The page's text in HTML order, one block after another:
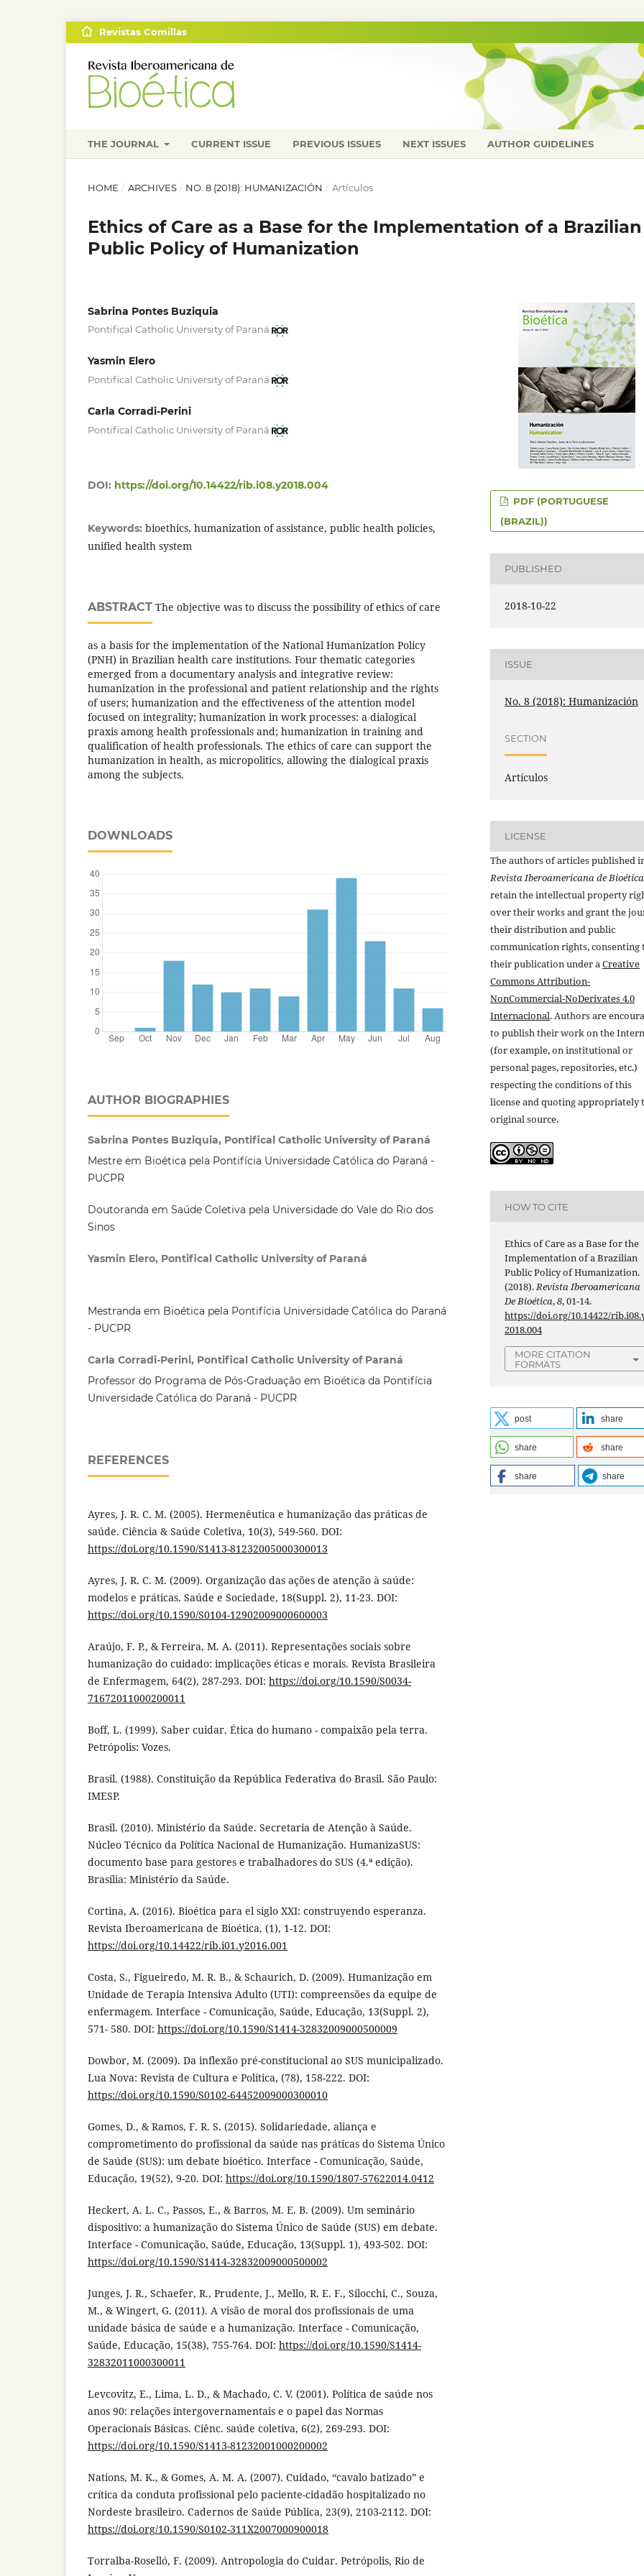
THE JOURNAL CURRENT ISSUE PREVIOUS ISSUES NEXT ISSUES AUTHOR GUIDELINES
Revistas Comillas
HOME / ARCHIVES / NO. 8 (2018): HUMANIZACIÓN / Artículos
Ethics of Care as a Base for the Implementation of a Brazilian
Public Policy of Humanization
Sabrina Pontes Buziquia
Pontifical Catholic University of Paraná
Yasmin Elero
Pontifical Catholic University of Paraná
Carla Corradi-Perini
Pontifical Catholic University of Paraná
DOI: https://doi.org/10.14422/rib.i08.y2018.004
Keywords: bioethics, humanization of assistance, public health policies,
unified health system
ABSTRACT The objective was to discuss the possibility of ethics of care
as a basis for the implementation of the National Humanization Policy
(PNH) in Brazilian health care institutions. Four thematic categories
emerged from a documentary analysis and integrative review:
humanization in the professional and patient relationship and the rights
of users; humanization and the effectiveness of the attention model
focused on integrality; humanization in work processes: a dialogical
praxis among health professionals and; humanization in training and
qualification of health professionals. The ethics of care can support the
humanization in health, as micropolitics, allowing the dialogical praxis
among the subjects.
DOWNLOADS
AUTHOR BIOGRAPHIES
Sabrina Pontes Buziquia, Pontifical Catholic University of Paraná
Mestre em Bioética pela Pontifícia Universidade Católica do Paraná -
PUCPR
Doutoranda em Saúde Coletiva pela Universidade do Vale do Rio dos
Sinos
Yasmin Elero, Pontifical Catholic University of Paraná
Mestranda em Bioética pela Pontifícia Universidade Católica do Paraná
- PUCPR
Carla Corradi-Perini, Pontifical Catholic University of Paraná
Professor do Programa de Pós-Graduação em Bioética da Pontifícia
Universidade Católica do Paraná - PUCPR
REFERENCES
Ayres, J. R. C. M. (2005). Hermenêutica e humanização das práticas de
saúde. Ciência & Saúde Coletiva, 10(3), 549-560. DOI:
https://doi.org/10.1590/S1413-81232005000300013
Ayres, J. R. C. M. (2009). Organização das ações de atenção à saúde:
modelos e práticas. Saúde e Sociedade, 18(Suppl. 2), 11-23. DOI:
https://doi.org/10.1590/S0104-12902009000600003
Araújo, F. P., & Ferreira, M. A. (2011). Representações sociais sobre
humanização do cuidado: implicações éticas e morais. Revista Brasileira
de Enfermagem, 64(2), 287-293. DOI: https://doi.org/10.1590/S0034-
71672011000200011
Boff, L. (1999). Saber cuidar. Ética do humano - compaixão pela terra.
Petrópolis: Vozes.
Brasil. (1988). Constituição da República Federativa do Brasil. São Paulo:
IMESP.
Brasil. (2010). Ministério da Saúde. Secretaria de Atenção à Saúde.
Núcleo Técnico da Política Nacional de Humanização. HumanizaSUS:
documento base para gestores e trabalhadores do SUS (4.ª edição).
Brasília: Ministério da Saúde.
Cortina, A. (2016). Bioética para el siglo XXI: construyendo esperanza.
Revista Iberoamericana de Bioética, (1), 1-12. DOI:
https://doi.org/10.14422/rib.i01.y2016.001
Costa, S., Figueiredo, M. R. B., & Schaurich, D. (2009). Humanização em
Unidade de Terapia Intensiva Adulto (UTI): compreensões da equipe de
enfermagem. Interface - Comunicação, Saúde, Educação, 13(Suppl. 2),
571- 580. DOI: https://doi.org/10.1590/S1414-32832009000500009
Dowbor, M. (2009). Da inflexão pré-constitucional ao SUS municipalizado.
Lua Nova: Revista de Cultura e Política, (78), 158-222. DOI:
https://doi.org/10.1590/S0102-64452009000300010
Gomes, D., & Ramos, F. R. S. (2015). Solidariedade, aliança e
comprometimento do profissional da saúde nas práticas do Sistema Único
de Saúde (SUS): um debate bioético. Interface - Comunicação, Saúde,
Educação, 19(52), 9-20. DOI: https://doi.org/10.1590/1807-57622014.0412
Heckert, A. L. C., Passos, E., & Barros, M. E. B. (2009). Um seminário
dispositivo: a humanização do Sistema Único de Saúde (SUS) em debate.
Interface - Comunicação, Saúde, Educação, 13(Suppl. 1), 493-502. DOI:
https://doi.org/10.1590/S1414-32832009000500002
Junges, J. R., Schaefer, R., Prudente, J., Mello, R. E. F., Silocchi, C., Souza,
M., & Wingert, G. (2011). A visão de moral dos profissionais de uma
unidade básica de saúde e a humanização. Interface - Comunicação,
Saúde, Educação, 15(38), 755-764. DOI: https://doi.org/10.1590/S1414-
32832011000300011
Levcovitz, E., Lima, L. D., & Machado, C. V. (2001). Política de saúde nos
anos 90: relações intergovernamentais e o papel das Normas
Operacionais Básicas. Ciênc. saúde coletiva, 6(2), 269-293. DOI:
https://doi.org/10.1590/S1413-81232001000200002
Nations, M. K., & Gomes, A. M. A. (2007). Cuidado, “cavalo batizado” e
crítica da conduta profissional pelo paciente-cidadão hospitalizado no
Nordeste brasileiro. Cadernos de Saúde Pública, 23(9), 2103-2112. DOI:
https://doi.org/10.1590/S0102-311X2007000900018
Torralba-Roselló, F. (2009). Antropologia do Cuidar. Petrópolis, Rio de
PDF (PORTUGUESE
(BRAZIL))
PUBLISHED
2018-10-22
ISSUE
No. 8 (2018): Humanización
SECTION
Artículos
LICENSE
The authors of articles published
Revista Iberoamericana de Bioética
retain the intellectual property
over their works and grant the
their distribution and public
communication rights, consenting
their publication under aCreative
Commons Attribution-
NonCommercial-NoDerivates 4.0
Internacional. Authors are
to publish their work on the
(for example, on institutional or
personal pages, repositories, etc.)
respecting the conditions of this
license and quoting appropriately
original source.
HOW TO CITE
Ethics of Care as a Base for the
Implementation of a Brazilian
Public Policy of Humanization.
(2018).Revista Iberoamericana
De Bioética,8, 01-14.
https://doi.org/10.14422/
2018.004
MORE CITATION
FORMATS
post share
share share
share share